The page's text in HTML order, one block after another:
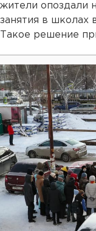
жители опоздали
занятия в школах
Такое решение